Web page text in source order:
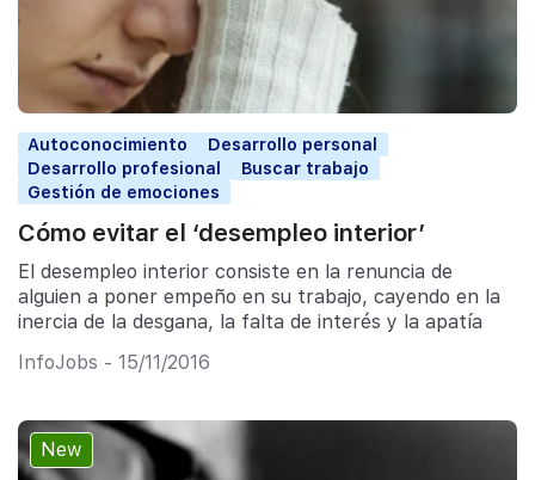
Autoconocimiento
Desarrollo personal
Desarrollo profesional
Buscar trabajo
Gestión de emociones
Cómo evitar el ‘desempleo interior’
El desempleo interior consiste en la renuncia de
alguien a poner empeño en su trabajo, cayendo en la
inercia de la desgana, la falta de interés y la apatía
InfoJobs - 15/11/2016
New